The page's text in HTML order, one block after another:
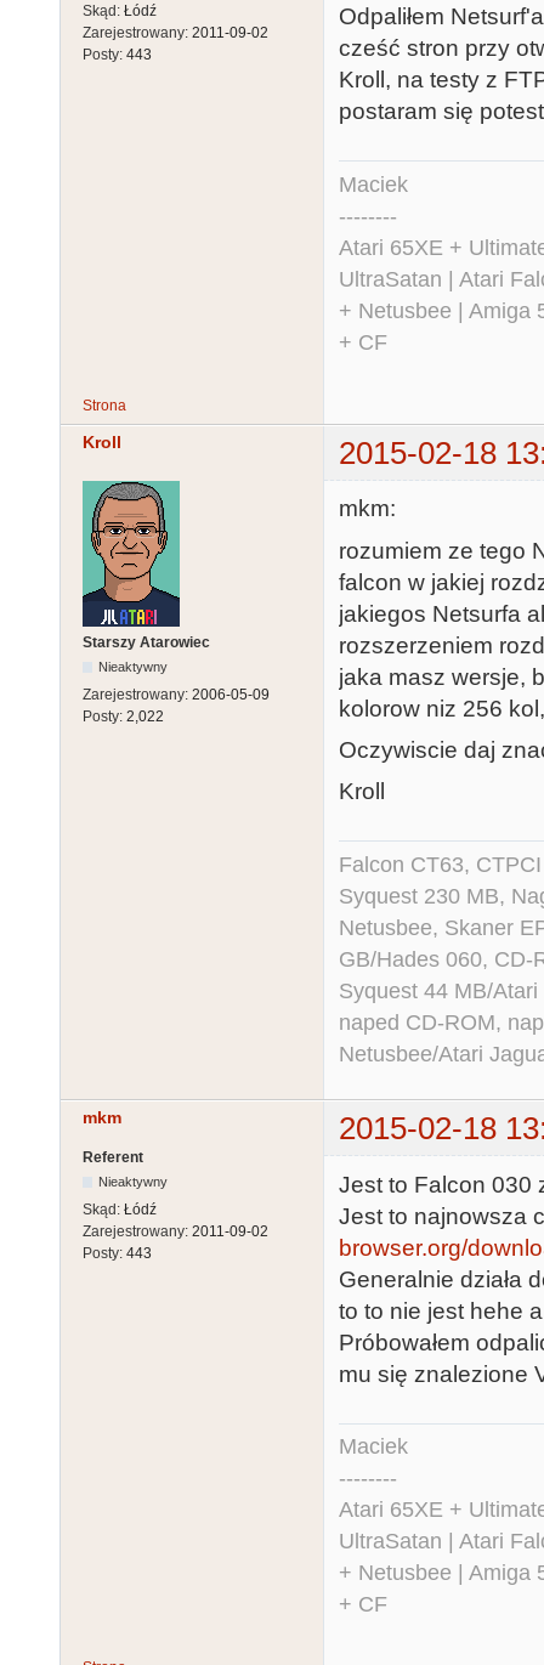
Skąd: Łódź
Zarejestrowany: 2011-09-02
Posty: 443
Odpaliłem
cześć stron przy
Kroll, na testy z
postaram się
Maciek
--------
Atari 65XE +
UltraSatan | Atari
+ Netusbee | Amiga
+ CF
Strona
Kroll 2015-02-18
Starszy Atarowiec
Nieaktywny
Zarejestrowany: 2006-05-09
Posty: 2,022
mkm:
rozumiem ze tego
falcon w jakiej
jakiegos Netsurfa
rozszerzeniem
jaka masz wersje,
kolorow niz 256
Oczywiscie daj
Kroll
Falcon CT63,
Syquest 230 MB,
Netusbee, Skaner
GB/Hades 060, CD-
Syquest 44 MB/
naped CD-ROM,
Netusbee/Atari
mkm 2015-02-18
Referent
Nieaktywny
Skąd: Łódź
Zarejestrowany: 2011-09-02
Posty: 443
Jest to Falcon 030
Jest to najnowsza
browser.org/
Generalnie działa
to to nie jest hehe
Próbowałem
mu się znalezione
Maciek
--------
Atari 65XE +
UltraSatan | Atari
+ Netusbee | Amiga
+ CF